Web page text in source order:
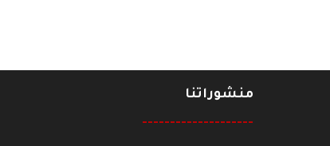
منشوراتنا
--------------------